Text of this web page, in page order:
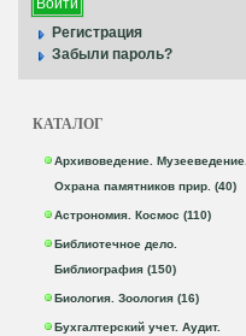
Регистрация
Забыли пароль?
КАТАЛОГ
Архивоведение. Музееведение.
Охрана памятников прир. (40)
Астрономия. Космос (110)
Библиотечное дело.
Библиография (150)
Биология. Зоология (16)
Бухгалтерский учет. Аудит.